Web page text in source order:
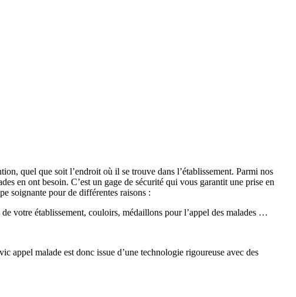
quel que soit l’endroit où il se trouve dans l’établissement. Parmi nos
en ont besoin. C’est un gage de sécurité qui vous garantit une prise en
soignante pour de différentes raisons :
de votre établissement, couloirs, médaillons pour l’appel des malades …
appel malade est donc issue d’une technologie rigoureuse avec des